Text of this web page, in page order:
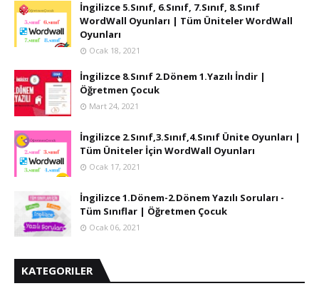
İngilizce 5.Sınıf, 6.Sınıf, 7.Sınıf, 8.Sınıf
WordWall Oyunları | Tüm Üniteler WordWall
Oyunları
Ocak 18, 2021
İngilizce 8.Sınıf 2.Dönem 1.Yazılı İndir |
Öğretmen Çocuk
Mart 24, 2021
İngilizce 2.Sınıf,3.Sınıf,4.Sınıf Ünite Oyunları |
Tüm Üniteler İçin WordWall Oyunları
Ocak 17, 2021
İngilizce 1.Dönem-2.Dönem Yazılı Soruları -
Tüm Sınıflar | Öğretmen Çocuk
Ocak 06, 2021
KATEGORILER